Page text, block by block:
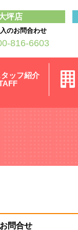
坪店
のお問合わせ
816-6603
ッフ紹介
お問合せ